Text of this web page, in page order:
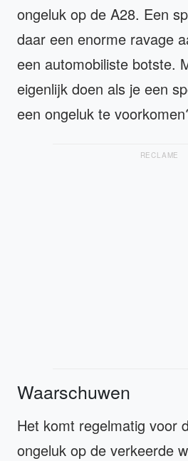
ongeluk op de A28. Een
daar een enorme ravage
een automobiliste botste.
eigenlijk doen als je een
een ongeluk te
RECLAME
Waarschuwen
Het komt regelmatig voor
ongeluk op de verkeerde